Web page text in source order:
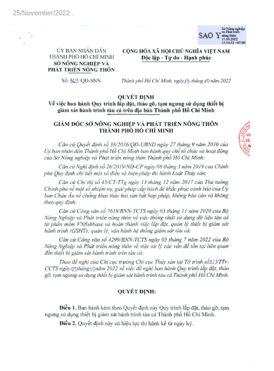
25/November/2022